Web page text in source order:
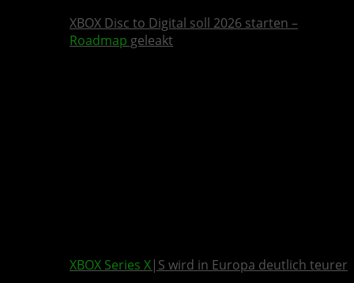
XBOX Disc to Digital soll 2026 starten –
Roadmap geleakt
XBOX Series X|S wird in Europa deutlich teurer